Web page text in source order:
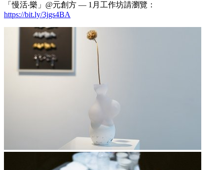
「慢活‧樂」@元創方 — 1月工作坊請瀏覽：
https://bit.ly/3jgs4BA